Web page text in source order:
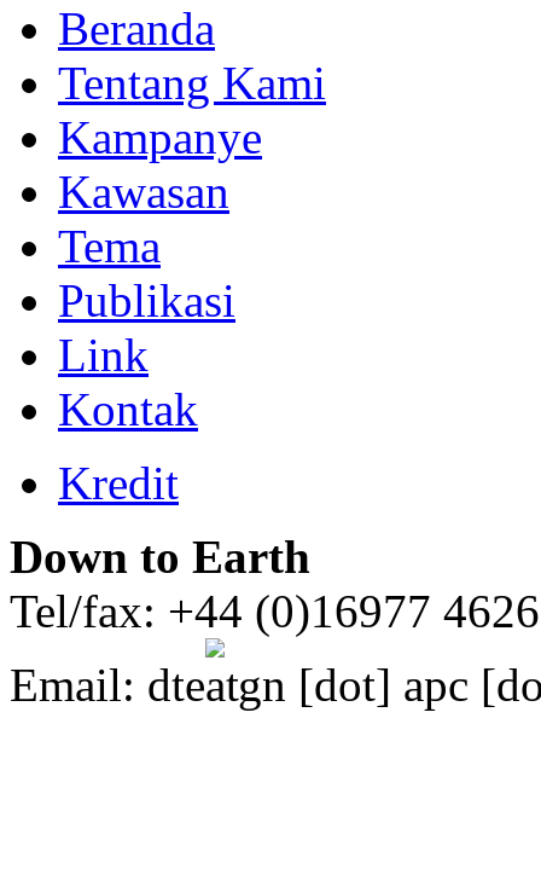
Beranda
Tentang Kami
Kampanye
Kawasan
Tema
Publikasi
Link
Kontak
Kredit
Down to Earth
Tel/fax: +44 (0)16977
Email: dte gn [dot] apc